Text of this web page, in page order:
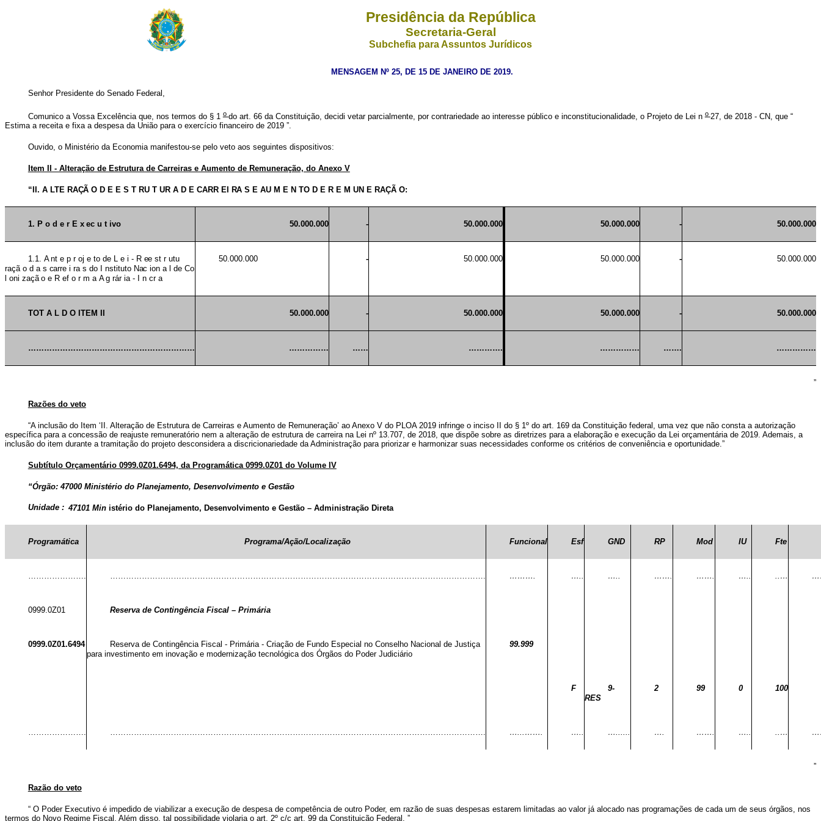
Presidência da República
Secretaria-Geral
Subchefia para Assuntos Jurídicos
MENSAGEM Nº 25, DE 15 DE JANEIRO DE 2019.
Senhor Presidente do Senado Federal,
Comunico a Vossa Excelência que, nos termos do § 1o do art. 66 da Constituição, decidi vetar parcialmente, por contrariedade ao interesse público e inconstitucionalidade, o Projeto de Lei no 27, de 2018 - CN, que “
Estima a receita e fixa a despesa da União para o exercício financeiro de 2019 ”.
Ouvido, o Ministério da Economia manifestou-se pelo veto aos seguintes dispositivos:
Item II - Alteração de Estrutura de Carreiras e Aumento de Remuneração, do Anexo V
“II. A LTE RAÇÃO D E EST RUTUR A D E CARR EI RAS EAU M E NTO D E R E MUN E RAÇÃ O:
1. Pode r Execut ivo 50.000.000 - 50.000.000 50.000.000 - 50.000.000
1.1. Anteprojetode L e i - R eestrutu
raçã o d a s carreira s do nstituto Naciona ldeCo
oni zaçãoe Reform a Agrária- n cr a
50.000.000 - 50.000.000 50.000.000 - 50.000.000
TOT A L D O ITEM 50.000.000 - 50.000.000 50.000.000 - 50.000.000
……………………………………………………… …………… …… …………. …………… ……. ……………
”
Razões do veto
“A inclusão do Item ‘II. Alteração de Estrutura de Carreiras e Aumento de Remuneração’ ao Anexo V do PLOA 2019 infringe o inciso II do § 1º do art. 169 da Constituição federal, uma vez que não consta a autorização
específica para a concessão de reajuste remuneratório nem a alteração de estrutura de carreira na Lei nº 13.707, de 2018, que dispõe sobre as diretrizes para a elaboração e execução da Lei orçamentária de 2019. Ademais, a
inclusão do item durante a tramitação do projeto desconsidera a discricionariedade da Administração para priorizar e harmonizar suas necessidades conforme os critérios de conveniência e oportunidade.”
Subtítulo Orçamentário 0999.0Z01.6494, da Programática 0999.0Z01 do Volume IV
“Órgão: 47000 Ministério do Planejamento, Desenvolvimento e Gestão
Unidade :47101Ministério do Planejamento, Desenvolvimento e Gestão – Administração Direta
Programática Programa/Ação/Localização Funcional Esf GND RP Mod IU Fte
…………………. ……………………………………………………………………………………………………………………………. ………. ….. ….. ……. ……. ….. ..…
0999.0Z01 Reserva de Contingência Fiscal – Primária
0999.0Z01.6494
Reserva de Contingência Fiscal - Primária - Criação de Fundo Especial no Conselho Nacional de Justiça
para investimento em inovação e modernização tecnológica dos Órgãos do Poder Judiciário
99.999
F
9-
RES
2 99 0 100
…………………. ……………………………………………………………………………………………………………………………. …...……. ….. …...... …. ……. ….. ..…
”
Razão do veto
“ O Poder Executivo é impedido de viabilizar a execução de despesa de competência de outro Poder, em razão de suas despesas estarem limitadas ao valor já alocado nas programações de cada um de seus órgãos, nos
termos do Novo Regime Fiscal. Além disso, tal possibilidade violaria o art. 2º c/c art. 99 da Constituição Federal. ”